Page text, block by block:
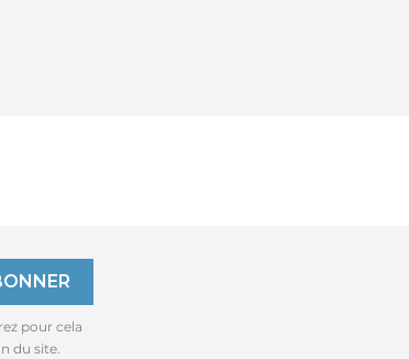
pour cela
du site.